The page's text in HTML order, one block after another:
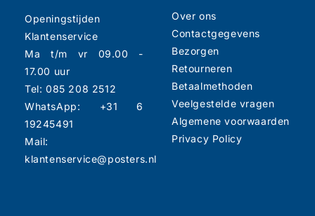
Openingstijden
Klantenservice
Ma t/m vr 09.00 -
17.00 uur
Tel: 085 208 2512
WhatsApp: +31 6
19245491
Mail:
klantenservice@posters.nl
Over ons
Contactgegevens
Bezorgen
Retourneren
Betaalmethoden
Veelgestelde vragen
Algemene voorwaarden
Privacy Policy